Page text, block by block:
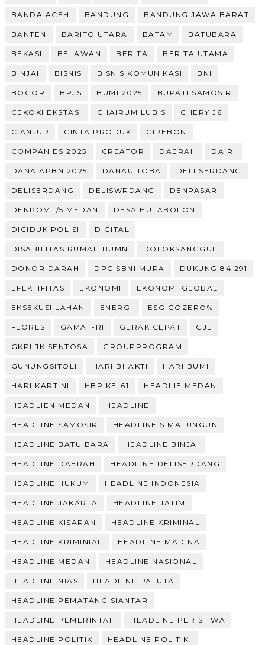
BANDA ACEH BANDUNG BANDUNG JAWA BARAT
BANTEN BARITO UTARA BATAM BATUBARA
BEKASI BELAWAN BERITA BERITA UTAMA
BINJAI BISNIS BISNIS KOMUNIKASI BNI
BOGOR BPJS BUMI 2025 BUPATI SAMOSIR
CEKOKI EKSTASI CHAIRUM LUBIS CHERY J6
CIANJUR CINTA PRODUK CIREBON
COMPANIES 2025 CREATOR DAERAH DAIRI
DANA APBN 2025 DANAU TOBA DELI SERDANG
DELISERDANG DELISWRDANG DENPASAR
DENPOM I/5 MEDAN DESA HUTABOLON
DICIDUK POLISI DIGITAL
DISABILITAS RUMAH BUMN DOLOKSANGGUL
DONOR DARAH DPC SBNI MURA DUKUNG 84.291
EFEKTIFITAS EKONOMI EKONOMI GLOBAL
EKSEKUSI LAHAN ENERGI ESG GOZERO%
FLORES GAMAT-RI GERAK CEPAT GJL
GKPI JK SENTOSA GROUPPROGRAM
GUNUNGSITOLI HARI BHAKTI HARI BUMI
HARI KARTINI HBP KE-61 HEADLIE MEDAN
HEADLIEN MEDAN HEADLINE
HEADLINE SAMOSIR HEADLINE SIMALUNGUN
HEADLINE BATU BARA HEADLINE BINJAI
HEADLINE DAERAH HEADLINE DELISERDANG
HEADLINE HUKUM HEADLINE INDONESIA
HEADLINE JAKARTA HEADLINE JATIM
HEADLINE KISARAN HEADLINE KRIMINAL
HEADLINE KRIMINIAL HEADLINE MADINA
HEADLINE MEDAN HEADLINE NASIONAL
HEADLINE NIAS HEADLINE PALUTA
HEADLINE PEMATANG SIANTAR
HEADLINE PEMERINTAH HEADLINE PERISTIWA
HEADLINE POLITIK HEADLINE POLITIK.